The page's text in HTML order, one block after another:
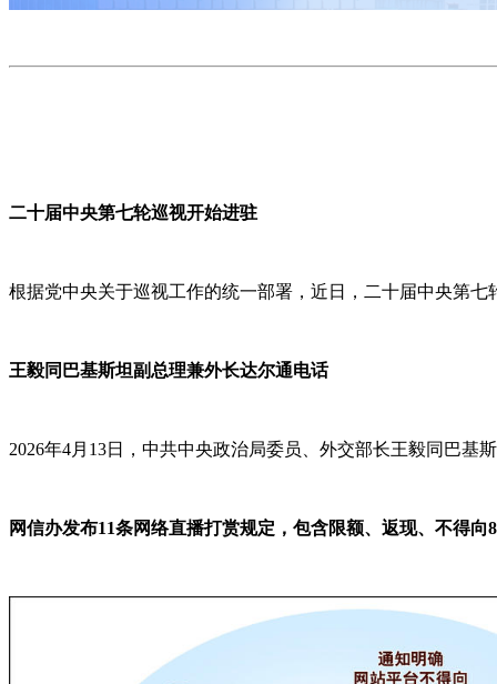
二十届中央第七轮巡视开始进驻
根据党中央关于巡视工作的统一部署，近日，二十届中央第
王毅同巴基斯坦副总理兼外长达尔通电话
2026年4月13日，中共中央政治局委员、外交部长王毅同巴基
网信办发布11条网络直播打赏规定，包含限额、返现、不得向